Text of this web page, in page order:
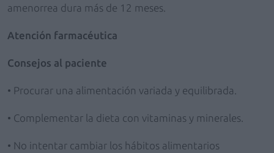
amenorrea dura más de 12 meses.
Atención farmacéutica
Consejos al paciente
• Procurar una alimentación variada y equilibrada.
• Complementar la dieta con vitaminas y minerales.
• No intentar cambiar los hábitos alimentarios